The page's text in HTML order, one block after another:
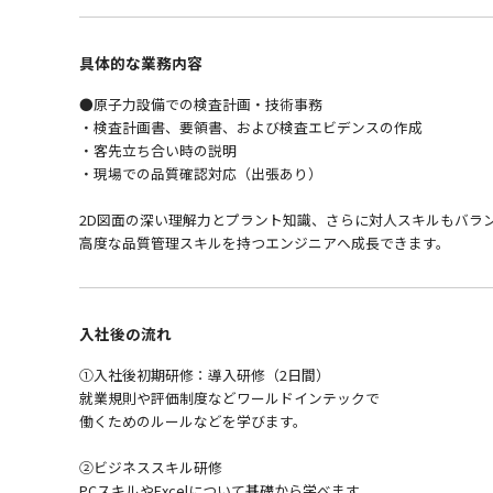
具体的な業務内容
●原子力設備での検査計画・技術事務
・検査計画書、要領書、および検査エビデンスの作成
・客先立ち合い時の説明
・現場での品質確認対応（出張あり）
2D図面の深い理解力とプラント知識、さらに対人スキルもバラ
高度な品質管理スキルを持つエンジニアへ成長できます。
入社後の流れ
①入社後初期研修：導入研修（2日間）
就業規則や評価制度などワールドインテックで
働くためのルールなどを学びます。
②ビジネススキル研修